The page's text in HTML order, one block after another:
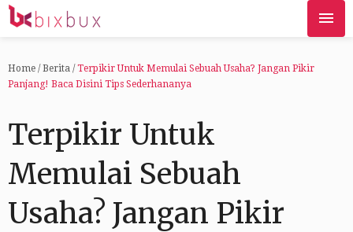
Home / Berita / Terpikir Untuk Memulai Sebuah Usaha? Jangan Pikir
Panjang! Baca Disini Tips Sederhananya
Terpikir Untuk
Memulai Sebuah
Usaha? Jangan Pikir